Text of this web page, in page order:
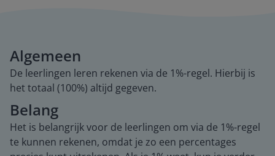
Algemeen
De leerlingen leren rekenen via de 1%-regel. Hierbij is
het totaal (100%) altijd gegeven.
Belang
Het is belangrijk voor de leerlingen om via de 1%-regel
te kunnen rekenen, omdat je zo een percentages